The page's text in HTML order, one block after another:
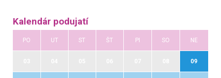
Kalendár podujatí
PO UT ST ŠT PI SO NE
09